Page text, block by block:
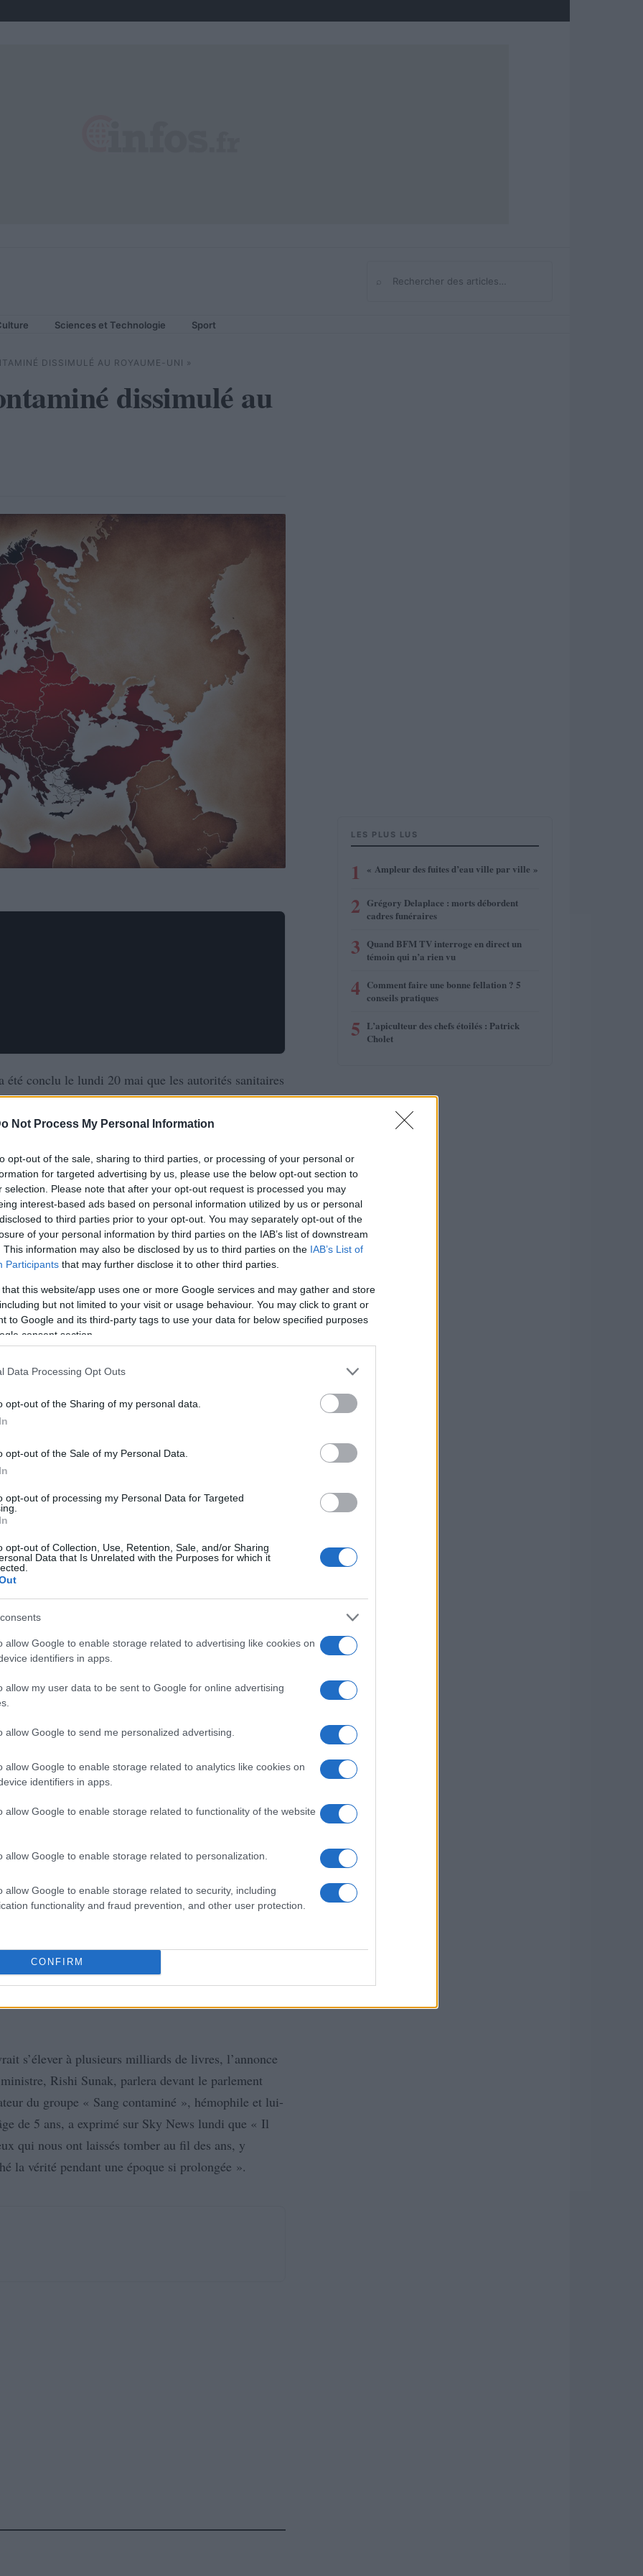
Not Process My Personal Information
opt-out of the sale, sharing to third parties, or processing of your personal or
for targeted advertising by us, please use the below opt-out section to
selection. Please note that after your opt-out request is processed you may
interest-based ads based on personal information utilized by us or personal
to third parties prior to your opt-out. You may separately opt-out of the
of your personal information by third parties on the IAB’s list of downstream
This information may also be disclosed by us to third parties on the IAB’s List of
Participants that may further disclose it to other third parties.
that this website/app uses one or more Google services and may gather and store
but not limited to your visit or usage behaviour. You may click to grant or
to Google and its third-party tags to use your data for below specified purposes
consent section.
Data Processing Opt Outs
opt-out of the Sharing of my personal data.
opt-out of the Sale of my Personal Data.
opt-out of processing my Personal Data for Targeted
opt-out of Collection, Use, Retention, Sale, and/or Sharing
Data that Is Unrelated with the Purposes for which it
allow Google to enable storage related to advertising like cookies on
identifiers in apps.
allow my user data to be sent to Google for online advertising
allow Google to send me personalized advertising.
allow Google to enable storage related to analytics like cookies on
identifiers in apps.
allow Google to enable storage related to functionality of the website
allow Google to enable storage related to personalization.
allow Google to enable storage related to security, including
functionality and fraud prevention, and other user protection.
CONFIRM
Rechercher
Sciences et Technologie Sport
DISSIMULÉ AU ROYAUME-UNI »
dissimulé au
été conclu le lundi 20 mai que les autorités sanitaires
scandale du sang infecté, qui a causé près de
1970 et 1990. Le scandale a vu des milliers de
et le VIH suite à des transfusions sanguines sur une
Langstaff, qui a présidé l’enquête, a affirmé dans
évité ».
par Theresa May, avait choisi d’organiser une
qualifié de « pire catastrophe médicale » dans
le NHS.
de 5 000 témoignages et de l’examen de dizaines
de plus de 2 000 pages, a été rendu public lundi
médical, l’administration publique et les
de personnes à travers le pays.
en 2022, après la publication d’un rapport
le gouvernement à payer immédiatement des
investigations. Le gouvernement avait par la suite
(119 000 euros) à plusieurs milliers de personnes.
s’élever à plusieurs milliards de livres, l’annonce
Rishi Sunak, parlera devant le parlement
du groupe « Sang contaminé », hémophile et lui-
de 5 ans, a exprimé sur Sky News lundi que « Il
qui nous ont laissés tomber au fil des ans, y
la vérité pendant une époque si prolongée ».
LES PLUS LUS
1 « Ampleur des fuites d’eau ville par ville »
2 Grégory Delaplace : morts débordent
cadres funéraires
3 Quand BFM TV interroge en direct un
témoin qui n’a rien vu
4 Comment faire une bonne fellation ? 5
conseils pratiques
5 L’apiculteur des chefs étoilés : Patrick
Cholet